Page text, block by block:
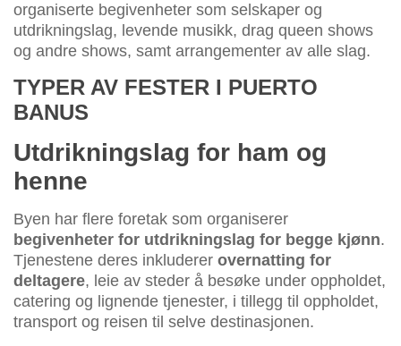
organiserte begivenheter som selskaper og
utdrikningslag, levende musikk, drag queen shows
og andre shows, samt arrangementer av alle slag.
TYPER AV FESTER I PUERTO
BANUS
Utdrikningslag for ham og
henne
Byen har flere foretak som organiserer
begivenheter for utdrikningslag for begge kjønn.
Tjenestene deres inkluderer overnatting for
deltagere, leie av steder å besøke under oppholdet,
catering og lignende tjenester, i tillegg til oppholdet,
transport og reisen til selve destinasjonen.